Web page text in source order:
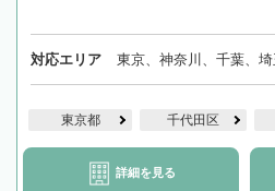
対応エリア 東京、神奈川、千葉、
東京都 千代田区
詳細を見る